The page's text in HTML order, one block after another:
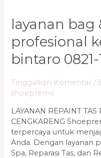
layanan bag
profesional
bintaro 0821-
Tinggalkan Komentar /
shoepreme
LAYANAN REPAINT
CENGKARENG
terpercaya untuk
Anda. Dengan layanan
Spa, Reparasi Tas, dan
1136-